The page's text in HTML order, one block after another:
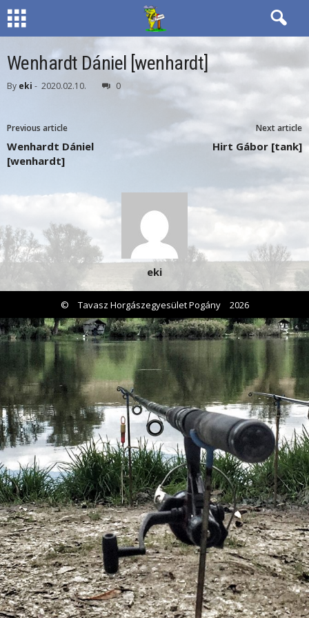
Wenhardt Dániel [wenhardt]
By eki - 2020.02.10. 0
Previous article
Wenhardt Dániel
[wenhardt]
Next article
Hirt Gábor [tank]
eki
© Tavasz Horgászegyesület Pogány 2026